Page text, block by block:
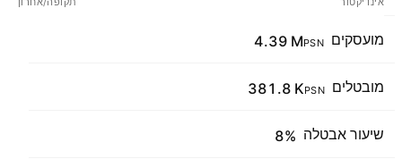
מועסקים 4.39 MPSN
מובטלים 381.8 KPSN
שיעור אבטלה 8%